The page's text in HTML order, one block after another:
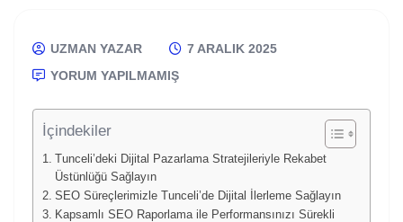
UZMAN YAZAR
7 ARALIK 2025
YORUM YAPILMAMIŞ
İçindekiler
Tunceli’deki Dijital Pazarlama Stratejileriyle Rekabet
Üstünlüğü Sağlayın
SEO Süreçlerimizle Tunceli’de Dijital İlerleme Sağlayın
Kapsamlı SEO Raporlama ile Performansınızı Sürekli